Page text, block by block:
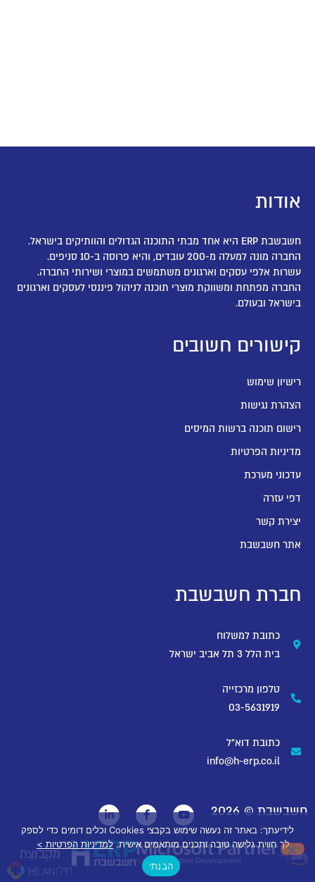
אודות
חשבשבת ERP היא אחד מבתי התוכנה הגדולים והוותיקים בישראל.
החברה מונה למעלה מ-200 עובדים, והיא פרוסה ב-10 סניפים.
עשרות אלפי עסקים וארגונים משתמשים במוצרי ושירותי החברה.
החברה מפתחת ומשווקת מוצרי תוכנה לניהול פיננסי לעסקים וארגונים
בישראל ובעולם.
קישורים חשובים
רישיון שימוש
הצהרת נגישות
רישום תוכנה ברשות המיסים
מדיניות הפרטיות
עדכוני מערכת
דפי עזרה
יצירת קשר
אתר חשבשבת
חברת חשבשבת
כתובת למשלוח
בית הלל 3 תל אביב ישראל
טלפון מרכזייה
03-5631919
כתובת דוא"ל
info@h-erp.co.il
חשבשבת © 2026
מקבוצת
לידיעתך: באתר זה נעשה שימוש בקבצי Cookies וכלים דומים כדי לספק
לך חווית גלישה טובה ותכנים מותאמים אישית.למדיניות הפרטיות >
הבנתי